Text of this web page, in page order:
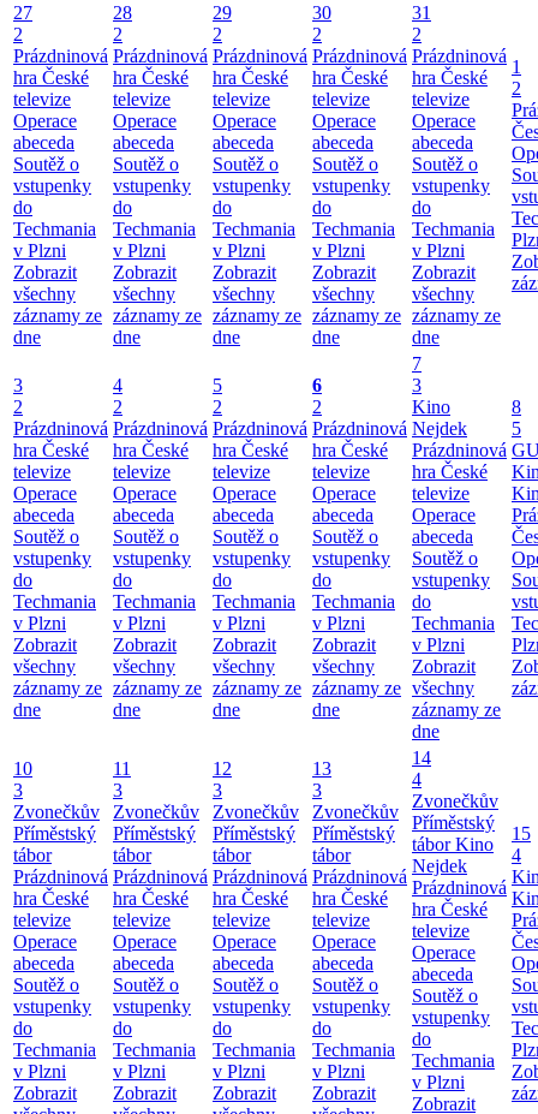
27
2
Prázdninová
hra České
televize
Operace
abeceda
Soutěž o
vstupenky
do
Techmania
v Plzni
Zobrazit
všechny
záznamy ze
dne
28
2
Prázdninová
hra České
televize
Operace
abeceda
Soutěž o
vstupenky
do
Techmania
v Plzni
Zobrazit
všechny
záznamy ze
dne
29
2
Prázdninová
hra České
televize
Operace
abeceda
Soutěž o
vstupenky
do
Techmania
v Plzni
Zobrazit
všechny
záznamy ze
dne
30
2
Prázdninová
hra České
televize
Operace
abeceda
Soutěž o
vstupenky
do
Techmania
v Plzni
Zobrazit
všechny
záznamy ze
dne
31
2
Prázdninová
hra České
televize
Operace
abeceda
Soutěž o
vstupenky
do
Techmania
v Plzni
Zobrazit
všechny
záznamy ze
dne
1
2
3
2
Prázdninová
hra České
televize
Operace
abeceda
Soutěž o
vstupenky
do
Techmania
v Plzni
Zobrazit
všechny
záznamy ze
dne
4
2
Prázdninová
hra České
televize
Operace
abeceda
Soutěž o
vstupenky
do
Techmania
v Plzni
Zobrazit
všechny
záznamy ze
dne
5
2
Prázdninová
hra České
televize
Operace
abeceda
Soutěž o
vstupenky
do
Techmania
v Plzni
Zobrazit
všechny
záznamy ze
dne
6
2
Prázdninová
hra České
televize
Operace
abeceda
Soutěž o
vstupenky
do
Techmania
v Plzni
Zobrazit
všechny
záznamy ze
dne
7
3
Kino
Nejdek
Prázdninová
hra České
televize
Operace
abeceda
Soutěž o
vstupenky
do
Techmania
v Plzni
Zobrazit
všechny
záznamy ze
dne
8
5
10
3
Zvonečkův
Příměstský
tábor
Prázdninová
hra České
televize
Operace
abeceda
Soutěž o
vstupenky
do
Techmania
v Plzni
Zobrazit
11
3
Zvonečkův
Příměstský
tábor
Prázdninová
hra České
televize
Operace
abeceda
Soutěž o
vstupenky
do
Techmania
v Plzni
Zobrazit
12
3
Zvonečkův
Příměstský
tábor
Prázdninová
hra České
televize
Operace
abeceda
Soutěž o
vstupenky
do
Techmania
v Plzni
Zobrazit
13
3
Zvonečkův
Příměstský
tábor
Prázdninová
hra České
televize
Operace
abeceda
Soutěž o
vstupenky
do
Techmania
v Plzni
Zobrazit
14
4
Zvonečkův
Příměstský
táborKino
Nejdek
Prázdninová
hra České
televize
Operace
abeceda
Soutěž o
vstupenky
do
Techmania
v Plzni
Zobrazit
15
4